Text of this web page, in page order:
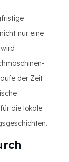
nur eine
der Zeit
die lokale